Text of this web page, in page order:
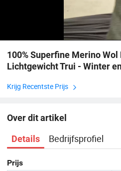
100% Superfine Merino
Lichtgewicht Trui - Winter
Krijg Recentste Prijs
Over dit artikel
Details Bedrijfsprofiel
Prijs